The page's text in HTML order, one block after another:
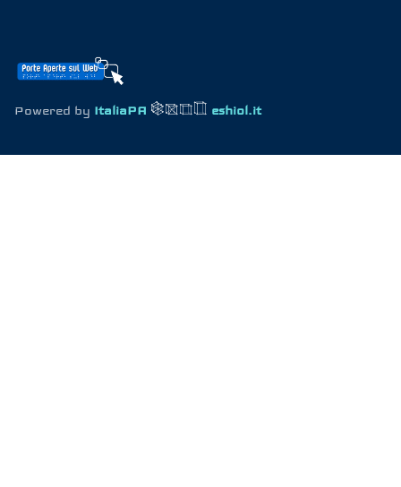
Powered by ItaliaPA eshiol.it